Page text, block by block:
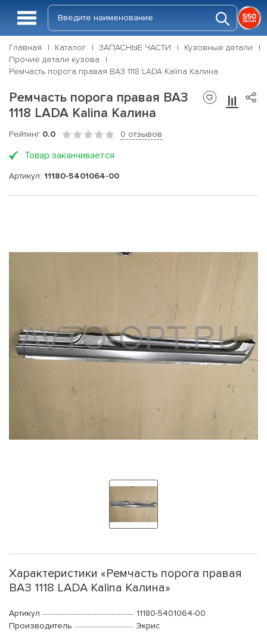
Главная Каталог ЗАПАСНЫЕ ЧАСТИ
Кузовные детали
Прочие детали кузова
Ремчасть порога правая ВАЗ 1118 LADA Kalina Калина
Ремчасть порога правая ВАЗ
1118 LADA Kalina Калина
Рейтинг 0.0 0 отзывов
Товар заканчивается
Артикул: 11180-5401064-00
Характеристики «Ремчасть порога правая
ВАЗ 1118 LADA Kalina Калина»
Артикул
11180-5401064-00
Производитель
Экрис